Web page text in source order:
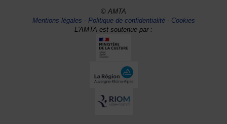
© AMTA
Mentions légales -Politique de confidentialité- Cookies
L'AMTA est soutenue par :